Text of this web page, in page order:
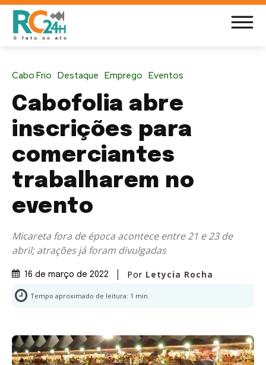
Cabo Frio Destaque Emprego Eventos
Cabofolia abre
inscrições para
comerciantes
trabalharem no
evento
Micareta fora de época acontece entre 21 e 23 de
abril; atrações já foram divulgadas
16 de março de 2022 Por Letycia Rocha
Tempo aproximado de leitura: 1 min.